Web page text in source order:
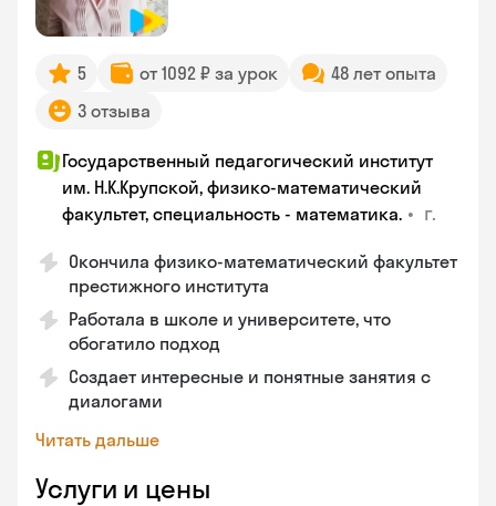
5 от 1092 ₽ за урок
48 лет опыта
3 отзыва
Государственный педагогический институт
им. Н.К.Крупской, физико-математический
факультет, специальность - математика. • г.
Окончила физико-математический факультет
престижного института
Работала в школе и университете, что
обогатило подход
Создает интересные и понятные занятия с
диалогами
Читать дальше
Услуги и цены